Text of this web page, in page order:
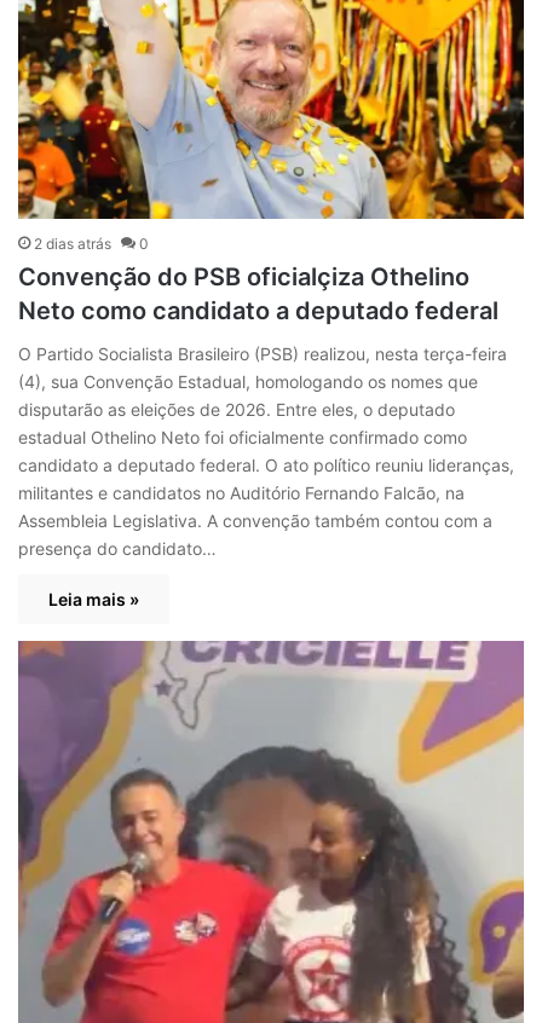
2 dias atrás 0
Convenção do PSB oficialçiza Othelino
Neto como candidato a deputado federal
O Partido Socialista Brasileiro (PSB) realizou, nesta terça-feira
(4), sua Convenção Estadual, homologando os nomes que
disputarão as eleições de 2026. Entre eles, o deputado
estadual Othelino Neto foi oficialmente confirmado como
candidato a deputado federal. O ato político reuniu lideranças,
militantes e candidatos no Auditório Fernando Falcão, na
Assembleia Legislativa. A convenção também contou com a
presença do candidato…
Leia mais »